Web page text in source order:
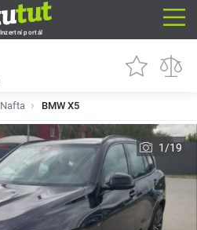
Inzertní portál
Nafta BMW X5
1/19